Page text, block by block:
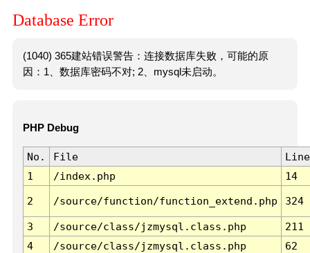
Database Error
(1040) 365建站错误警告：连接数据库失败，可能的原
因：1、数据库密码不对; 2、mysql未启动。
PHP Debug
No. File
Line
1
/index.php 14
2 /source/function/function_extend.php 324
3 /source/class/jzmysql.class.php
211
4
/source/class/jzmysql.class.php
62